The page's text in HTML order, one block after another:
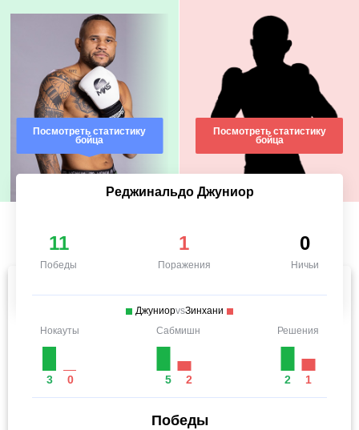
Посмотреть статистику
бойца
Посмотреть статистику
бойца
Реджинальдо Джуниор
11
Победы
1
Поражения
0
Ничьи
ДжуниорvsЗинхани
Нокауты
3 0
Сабмишн
5 2
Решения
2 1
Победы